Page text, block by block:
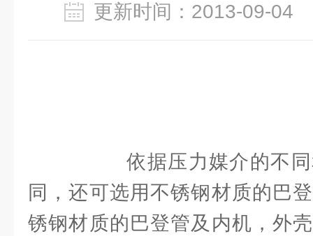
更新时间：2013-09-
依据压力媒介的不同
同，还可选用不锈钢材质的巴
锈钢材质的巴登管及内机，外